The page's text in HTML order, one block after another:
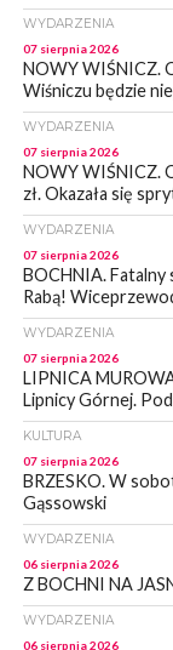
WYDARZENIA
07 sierpnia 2026
NOWY WIŚNICZ.
Wiśniczu będzie
WYDARZENIA
07 sierpnia 2026
NOWY WIŚNICZ.
zł. Okazała się
WYDARZENIA
07 sierpnia 2026
BOCHNIA. Fatalny
Rabą!
WYDARZENIA
07 sierpnia 2026
LIPNICA
Lipnicy Górnej.
KULTURA
07 sierpnia 2026
BRZESKO. W
Gąssowski
WYDARZENIA
06 sierpnia 2026
Z BOCHNI NA
WYDARZENIA
06 sierpnia 2026